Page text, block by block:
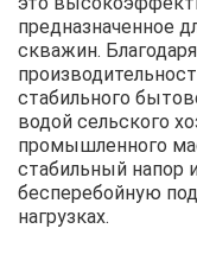
предназначенное
скважин.
стабильного
водой сельского
промышленного
стабильный напор
бесперебойную
нагрузках.